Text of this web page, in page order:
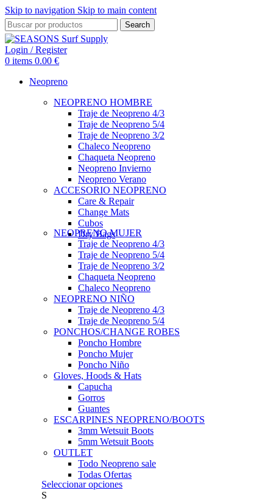
Skip to navigation Skip to main content
Search
Login / Register
0 items 0.00 €
Neopreno
NEOPRENO HOMBRE
Traje de Neopreno 4/3
Traje de Neopreno 5/4
Traje de Neopreno 3/2
Chaleco Neopreno
Chaqueta Neopreno
Neopreno Invierno
Neopreno Verano
ACCESORIO NEOPRENO
Care & Repair
Change Mats
Cubos
Dry Bags
NEOPRENO MUJER
Traje de Neopreno 4/3
Traje de Neopreno 5/4
Traje de Neopreno 3/2
Chaqueta Neopreno
Chaleco Neopreno
NEOPRENO NIÑO
Traje de Neopreno 4/3
Traje de Neopreno 5/4
PONCHOS/CHANGE ROBES
Poncho Hombre
Poncho Mujer
Poncho Niño
Gloves, Hoods & Hats
Capucha
Gorros
Guantes
ESCARPINES NEOPRENO/BOOTS
3mm Wetsuit Boots
5mm Wetsuit Boots
OUTLET
Todo Neopreno sale
Todas Ofertas
Seleccionar opcionesEste
S